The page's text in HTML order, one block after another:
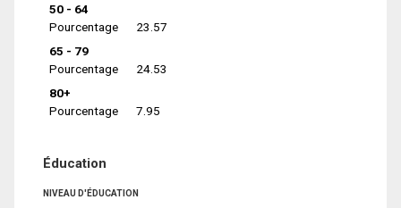
50 - 64
Pourcentage
23.57
65 - 79
Pourcentage
24.53
80+
Pourcentage
7.95
Éducation
NIVEAU D'ÉDUCATION